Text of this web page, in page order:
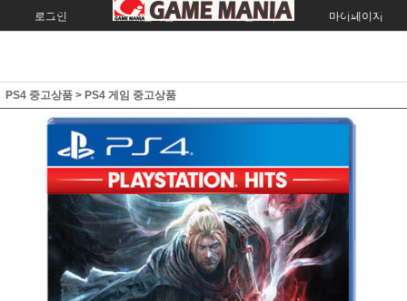
로그인 회원가입 주문조회 마이페이지
PS4 중고상품 > PS4 게임 중고상품